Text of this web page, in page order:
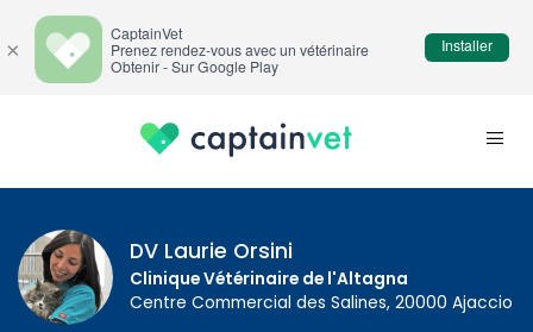
DV Laurie Orsini
Clinique Vétérinaire de l'Altagna
Centre Commercial des Salines, 20000 Ajaccio
×
CaptainVet
Prenez rendez-vous avec un vétérinaire
Obtenir - Sur Google Play
Installer